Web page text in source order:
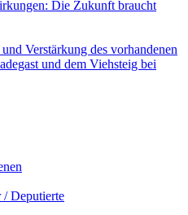
Die Zukunft braucht
Verstärkung des vorhandenen
und dem Viehsteig bei
/ Deputierte